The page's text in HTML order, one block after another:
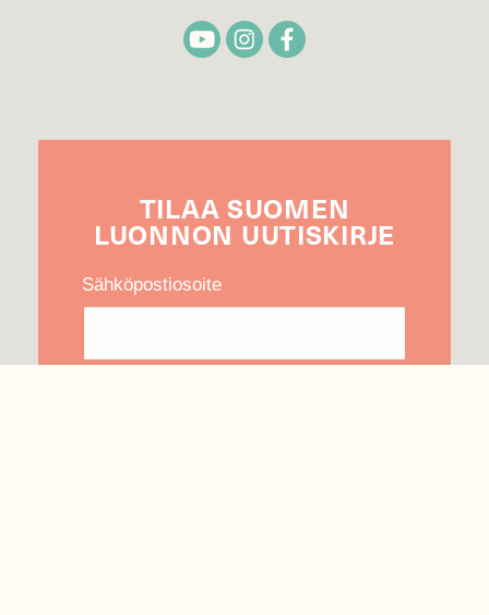
TILAA SUOMEN
LUONNON UUTIS­KIRJE
Sähköpostiosoite